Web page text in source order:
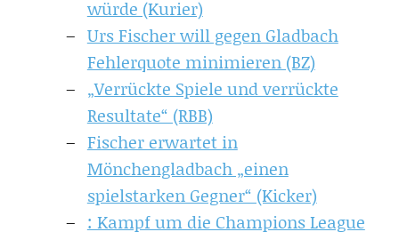
würde (Kurier)
Urs Fischer will gegen Gladbach
Fehlerquote minimieren (BZ)
„Verrückte Spiele und verrückte
Resultate“ (RBB)
Fischer erwartet in
Mönchengladbach „einen
spielstarken Gegner“ (Kicker)
: Kampf um die Champions League